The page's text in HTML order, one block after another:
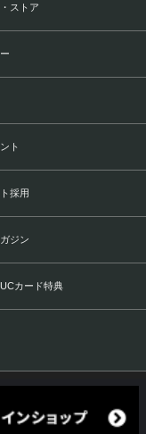
ストア
ト
採用
ジン
カード特典